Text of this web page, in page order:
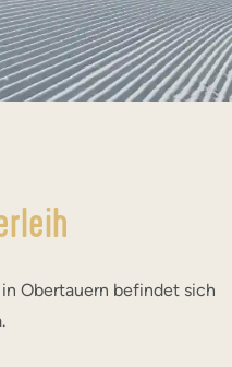
in Obertauern befindet sich